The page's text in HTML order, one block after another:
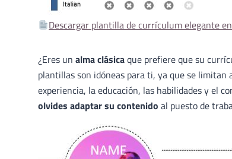
Descargar plantilla de currículum elegante
¿Eres un alma clásicaque prefiere que su
plantillas son idóneas para ti, ya que se limitan
experiencia, la educación, las habilidades y el
olvides adaptar su contenido al puesto de